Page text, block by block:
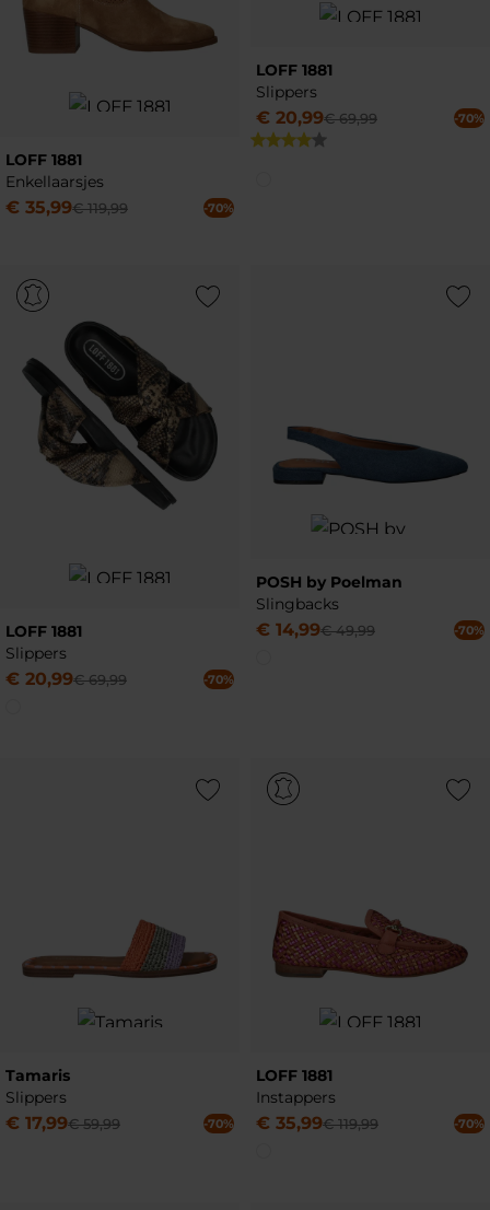
LOFF 1881
Enkellaarsjes
€ 35,99€ 119,99 -70%
LOFF 1881
Slippers
€ 20,99€ 69,99 -70%
Add to Wishlist
LOFF 1881
Slippers
€ 20,99€ 69,99 -70%
Add to
POSH by Poelman
Slingbacks
€ 14,99€ 49,99 -70%
Add to Wishlist
Tamaris
Slippers
€ 17,99€ 59,99 -70%
Add to
LOFF 1881
Instappers
€ 35,99€ 119,99 -70%